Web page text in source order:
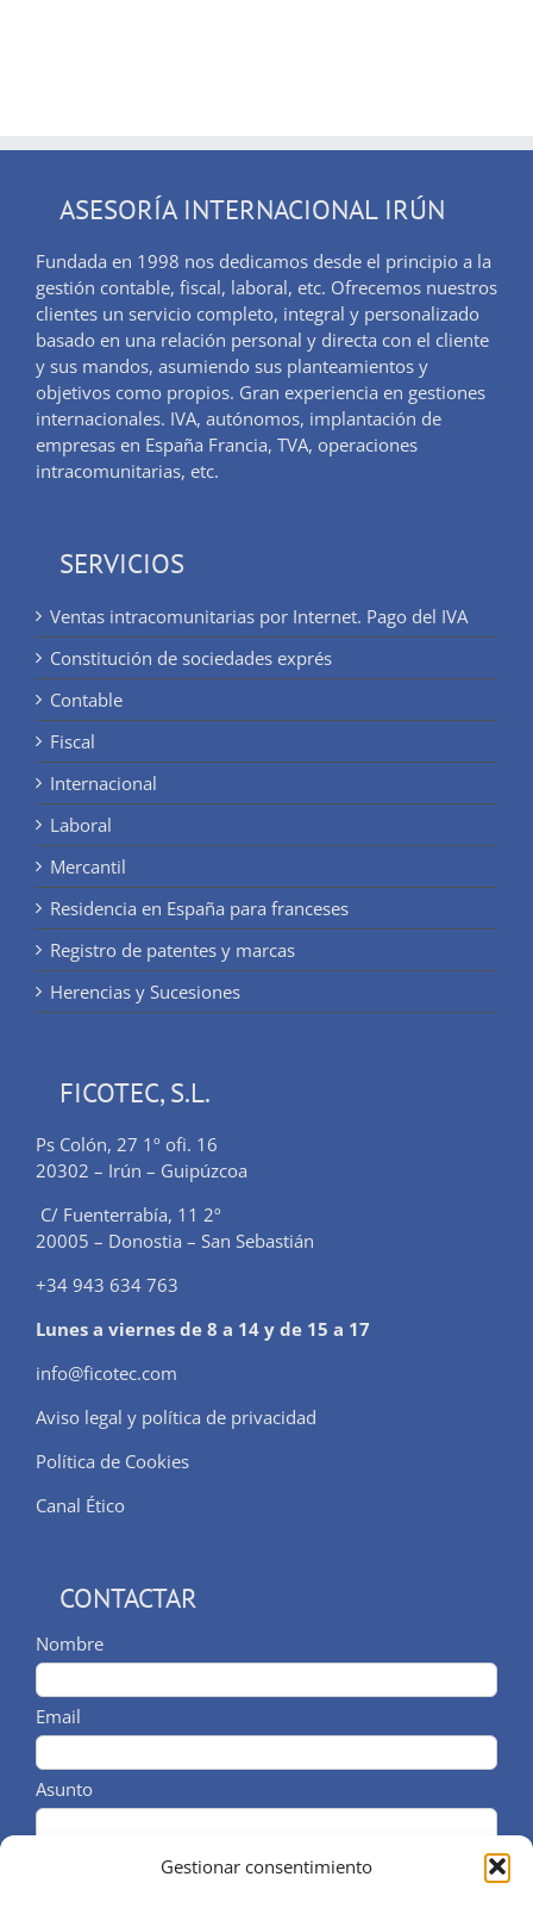
Gestionar consentimiento
ASESORÍA INTERNACIONAL IRÚN
Fundada en 1998 nos dedicamos desde el principio a la
gestión contable, fiscal, laboral, etc. Ofrecemos nuestros
clientes un servicio completo, integral y personalizado
basado en una relación personal y directa con el cliente
y sus mandos, asumiendo sus planteamientos y
objetivos como propios. Gran experiencia en gestiones
internacionales. IVA, autónomos, implantación de
empresas en España Francia, TVA, operaciones
intracomunitarias, etc.
SERVICIOS
Ventas intracomunitarias por Internet. Pago del IVA
Constitución de sociedades exprés
Contable
Fiscal
Internacional
Laboral
Mercantil
Residencia en España para franceses
Registro de patentes y marcas
Herencias y Sucesiones
FICOTEC, S.L.
Ps Colón, 27 1º ofi. 16
20302 – Irún – Guipúzcoa
C/ Fuenterrabía, 11 2º
20005 – Donostia – San Sebastián
+34 943 634 763
Lunes a viernes de 8 a 14 y de 15 a 17
info@ficotec.com
Aviso legal y política de privacidad
Política de Cookies
Canal Ético
CONTACTAR
Nombre
Email
Asunto
Comentarios / Telf